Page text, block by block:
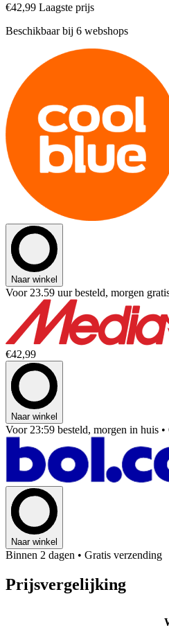
€42,99 Laagste prijs
Beschikbaar bij 6 webshops
Naar winkel
Voor 23.59 uur besteld, morgen
€42,99
Naar winkel
Voor 23:59 besteld, morgen in huis
Naar winkel
Binnen 2 dagen • Gratis verzending
Prijsvergelijking